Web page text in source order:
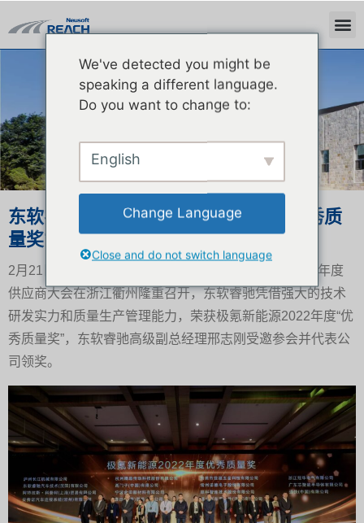
新闻中心
东软睿驰荣获极氪新能源2022年度“优秀质
量奖”
2月21日，以“聚新能 启新篇”为主题的极氪新能源2022年度
供应商大会在浙江衢州隆重召开，东软睿驰凭借强大的技术
研发实力和质量生产管理能力，荣获极氪新能源2022年度“优
秀质量奖”，东软睿驰高级副总经理邢志刚受邀参会并代表公
司领奖。
We've detected you might be
speaking a different language.
Do you want to change to:
English
Change Language
Close and do not switch language